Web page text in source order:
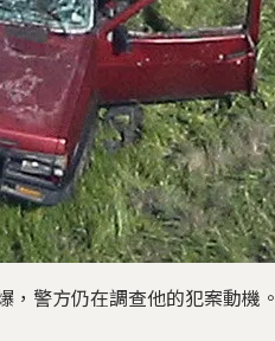
警方仍在調查他的犯案動機。